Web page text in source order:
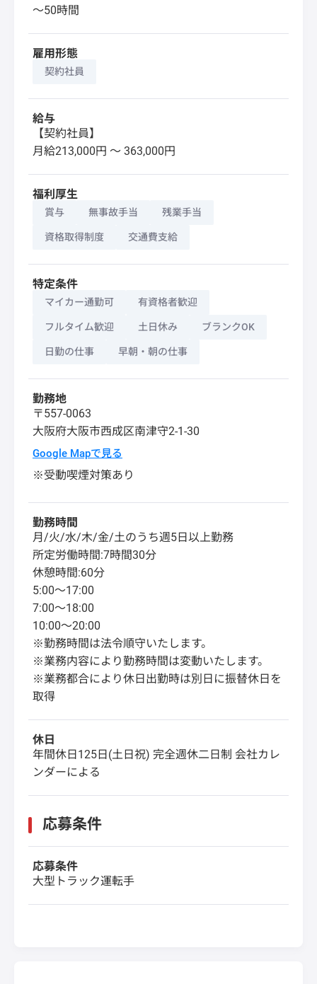
～50時間
雇用形態
契約社員
給与
【契約社員】
月給213,000円 〜 363,000円
福利厚生
賞与 無事故手当 残業手当
資格取得制度 交通費支給
特定条件
マイカー通勤可 有資格者歓迎
フルタイム歓迎 土日休み ブランクOK
日勤の仕事 早朝・朝の仕事
勤務地
〒557-0063
大阪府大阪市西成区南津守2-1-30
Google Mapで見る
※受動喫煙対策あり
勤務時間
月/火/水/木/金/土のうち週5日以上勤務
所定労働時間:7時間30分
休憩時間:60分
5:00～17:00
7:00～18:00
10:00～20:00
※勤務時間は法令順守いたします。
※業務内容により勤務時間は変動いたします。
※業務都合により休日出勤時は別日に振替休日を
取得
休日
年間休日125日(土日祝) 完全週休二日制 会社カレ
ンダーによる
応募条件
応募条件
大型トラック運転手